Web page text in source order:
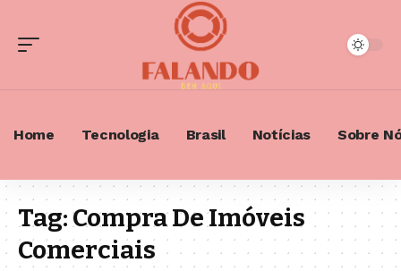
Home Tecnologia Brasil Notícias Sobre
Tag:Compra De Imóveis
Comerciais